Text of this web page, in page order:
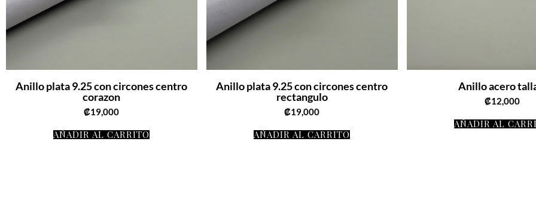
Anillo plata 9.25 con circones centro
corazon
₡19,000
AÑADIR AL CARRITO
Anillo plata 9.25 con circones centro
rectangulo
₡19,000
AÑADIR AL CARRITO
Anillo acero
₡12,000
AÑADIR AL